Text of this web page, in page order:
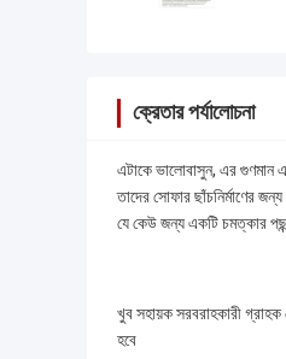
ক্রেতার পর্যালোচনা
এটাকে ভালোবাসুন, এর গুণমান
তাদের সোফার ছাঁচনির্মাণের
যে কেউ জন্য একটি চমত্কার
খুব সহায়ক সরবরাহকারী গ্রাহক
হবে